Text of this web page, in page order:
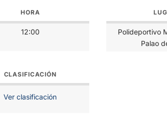
HORA
12:00
Polideportivo
Palao
CLASIFICACIÓN
Ver clasificación